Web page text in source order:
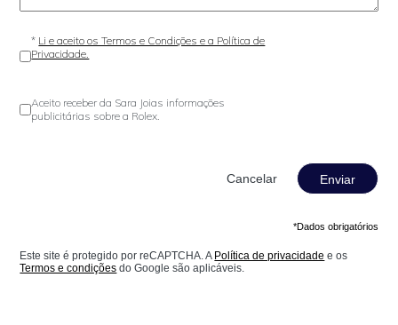
* Li e aceito os Termos e Condições e a Política de
Privacidade.
Aceito receber da Sara Joias informações
publicitárias sobre a Rolex.
Enviar
*Dados obrigatórios
Este site é protegido por reCAPTCHA. A Política de privacidade e os
Termos e condições do Google são aplicáveis.